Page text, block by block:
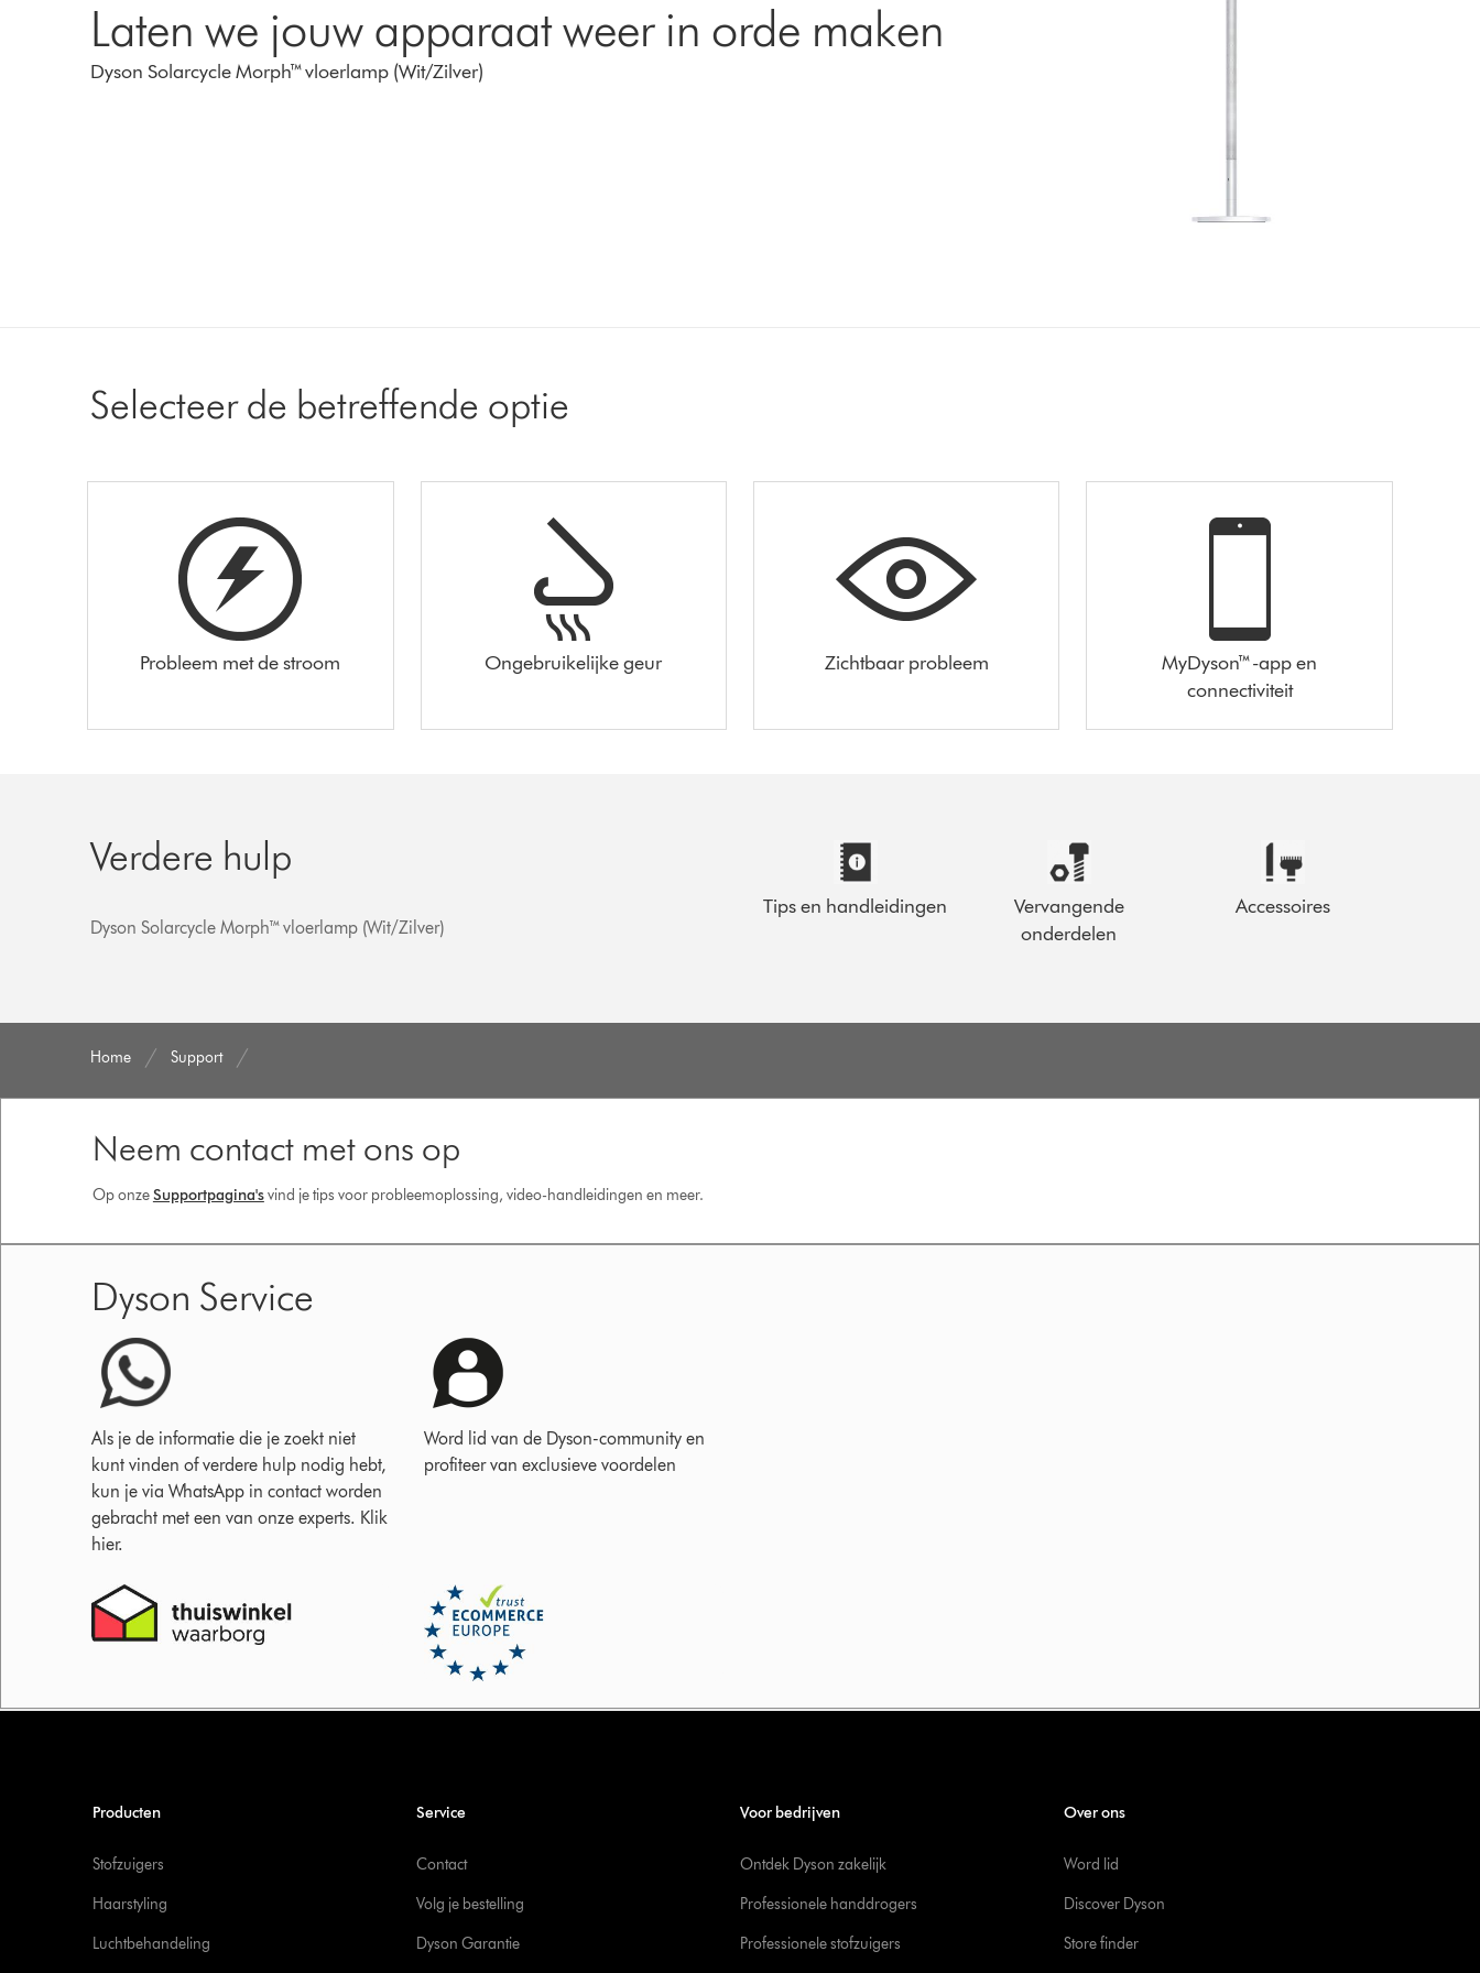
Laten we jouw apparaat weer in orde maken
Dyson Solarcycle Morph™ vloerlamp (Wit/Zilver)
Selecteer de betreffende optie
Probleem met de stroom Ongebruikelijke geur Zichtbaar probleem
MyDyson™-app en
connectiviteit
Verdere hulp
Dyson Solarcycle Morph™ vloerlamp (Wit/Zilver)
Tips en handleidingen
Vervangende
onderdelen
Accessoires
Home Support
Neem contact met ons op
Op onzeSupportpagina'svind je tips voor probleemoplossing, video-handleidingen en meer.
Dyson Service
Als je de informatie die je zoekt niet
kunt vinden of verdere hulp nodig hebt,
kun je via WhatsApp in contact worden
gebracht met een van onze experts. Klik
hier.
Word lid van de Dyson-community en
profiteer van exclusieve voordelen
Producten
Stofzuigers
Haarstyling
Luchtbehandeling
Service
Contact
Volg je bestelling
Dyson Garantie
Voor bedrijven
Ontdek Dyson zakelijk
Professionele handdrogers
Professionele stofzuigers
Over ons
Word lid
Discover Dyson
Store finder